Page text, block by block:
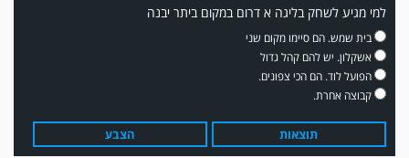
משחק אימון: שדרות גברה על מ.ס. דימונה 1-4.
למי מגיע לשחק בליגה א דרום במקום ביתר יבנה
בית שמש. הם סיימו מקום שני
אשקלון. יש להם קהל גדול
הפועל לוד. הם הכי צפונים.
קבוצה אחרת.
תוצאות הצבע